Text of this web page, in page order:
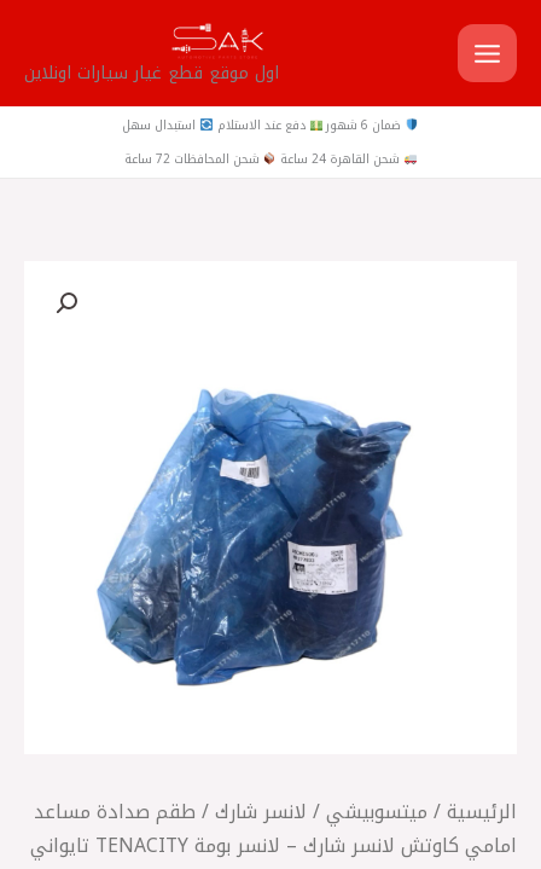
تخطي
إلى
المحتوى
اول موقع قطع غيار سيارات اونلاين
ضمان 6 شهور دفع عند الاستلام
استبدال سهل
شحن القاهرة 24 ساعة
شحن المحافظات 72 ساعة
الرئيسية/ ميتسوبيشي/ لانسر شارك/ طقم صدادة مساعد
امامي كاوتش لانسر شارك – لانسر بومة TENACITY تايواني